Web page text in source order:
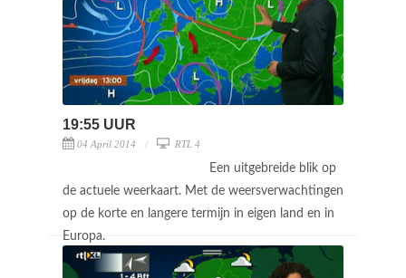
19:55 UUR
04 April 2014 RTL 4
Een uitgebreide blik op
de actuele weerkaart. Met de weersverwachtingen
op de korte en langere termijn in eigen land en in
Europa.